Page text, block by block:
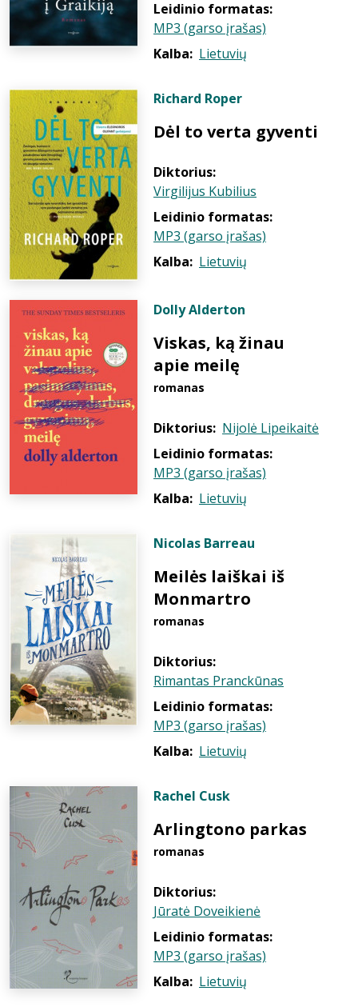
Leidinio formatas:
MP3 (garso įrašas)
Kalba: Lietuvių
Richard Roper
Dėl to verta gyventi
Diktorius:
Virgilijus Kubilius
Leidinio formatas:
MP3 (garso įrašas)
Kalba: Lietuvių
Dolly Alderton
Viskas, ką žinau
apie meilę
romanas
Diktorius: Nijolė Lipeikaitė
Leidinio formatas:
MP3 (garso įrašas)
Kalba: Lietuvių
Nicolas Barreau
Meilės laiškai iš
Monmartro
romanas
Diktorius:
Rimantas Pranckūnas
Leidinio formatas:
MP3 (garso įrašas)
Kalba: Lietuvių
Rachel Cusk
Arlingtono parkas
romanas
Diktorius:
Jūratė Doveikienė
Leidinio formatas:
MP3 (garso įrašas)
Kalba: Lietuvių